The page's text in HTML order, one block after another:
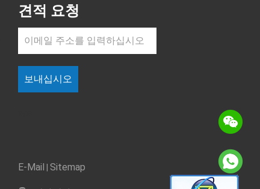
견적 요청
보내십시오
E-Mail Sitemap